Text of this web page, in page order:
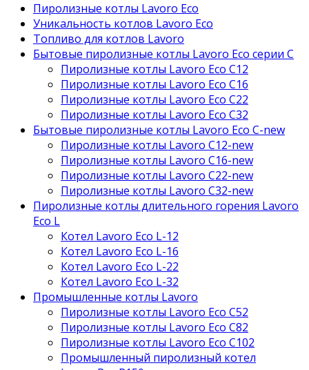
Пиролизные котлы Lavoro Eco
Уникальность котлов Lavoro Eco
Топливо для котлов Lavoro
Бытовые пиролизные котлы Lavoro Eco серии С
Пиролизные котлы Lavoro Eco С12
Пиролизные котлы Lavoro Eco С16
Пиролизные котлы Lavoro Eco С22
Пиролизные котлы Lavoro Eco С32
Бытовые пиролизные котлы Lavoro Eco C-new
Пиролизные котлы Lavoro C12-new
Пиролизные котлы Lavoro C16-new
Пиролизные котлы Lavoro C22-new
Пиролизные котлы Lavoro C32-new
Пиролизные котлы длительного горения Lavoro
Eco L
Котел Lavoro Eco L-12
Котел Lavoro Eco L-16
Котел Lavoro Eco L-22
Котел Lavoro Eco L-32
Промышленные котлы Lavoro
Пиролизные котлы Lavoro Eco С52
Пиролизные котлы Lavoro Eco С82
Пиролизные котлы Lavoro Eco С102
Промышленный пиролизный котел